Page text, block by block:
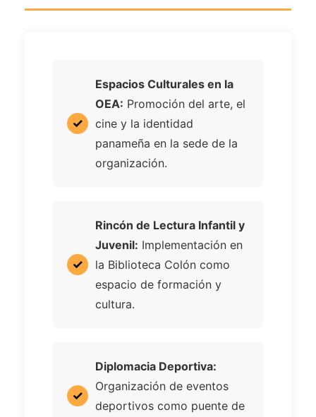
Espacios Culturales en la
OEA: Promoción del arte, el
cine y la identidad
panameña en la sede de la
organización.
Rincón de Lectura Infantil y
Juvenil: Implementación en
la Biblioteca Colón como
espacio de formación y
cultura.
Diplomacia Deportiva:
Organización de eventos
deportivos como puente de